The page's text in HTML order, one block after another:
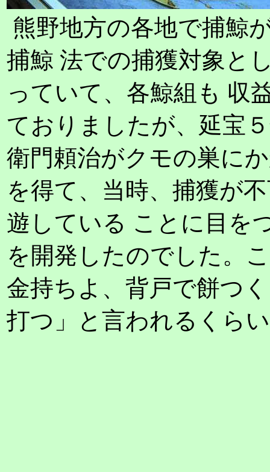
熊野地方の各地で捕鯨
捕鯨 法での捕獲対象と
っていて、各鯨組も 収
ておりましたが、延宝
衛門頼治がクモの巣に
を得て、当時、捕獲が
遊している ことに目を
を開発したのでした。
金持ちよ、背戸で餅つ
打つ」と言われるくら